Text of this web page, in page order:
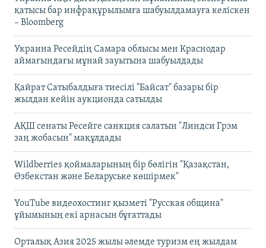
қатысы бар инфрақұрылымға шабуылдамауға келіскен
– Bloomberg
Украина Ресейдің Самара облысы мен Краснодар
аймағындағы мұнай зауытына шабуылдады
Қайрат Сатыбалдыға тиесілі "Байсат" базары бір
жылдан кейін аукционда сатылды
АҚШ сенаты Ресейге санкция салатын "Линдси Грэм
заң жобасын" мақұлдады
Wildberries қоймаларының бір бөлігін "Қазақстан,
Өзбекстан және Беларуське көшірмек"
YouTube видеохостинг қызметі "Русская община"
ұйымының екі арнасын бұғаттады
Орталық Азия 2025 жылы әлемде туризм ең жылдам